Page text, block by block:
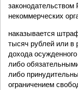
некоммерческих
наказывается
тысяч рублей или в
дохода
либо
либо
ограничением